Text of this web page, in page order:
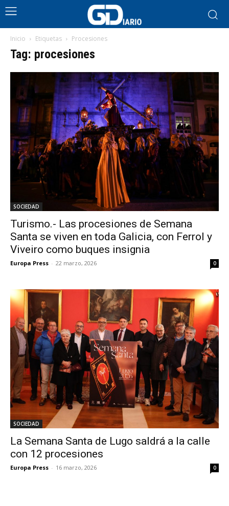
Inicio Etiquetas Procesiones
Tag: procesiones
SOCIEDAD
Turismo.- Las procesiones de Semana
Santa se viven en toda Galicia, con Ferrol y
Viveiro como buques insignia
Europa Press - 22 marzo, 2026 0
SOCIEDAD
La Semana Santa de Lugo saldrá a la calle
con 12 procesiones
Europa Press - 16 marzo, 2026 0